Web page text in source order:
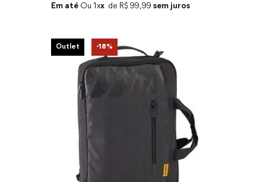
Em até 1 x R$ 99,99 sem juros
Outlet -18%